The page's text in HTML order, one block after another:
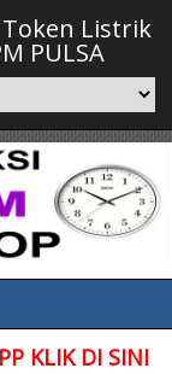
Listrik
PULSA
KLIK DI SINI